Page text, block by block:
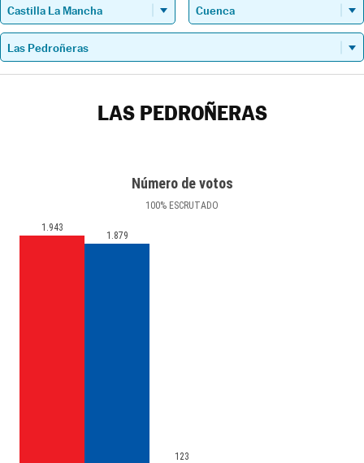
LAS PEDROÑERAS
Número de votos
100% ESCRUTADO
1.943
1.879
123